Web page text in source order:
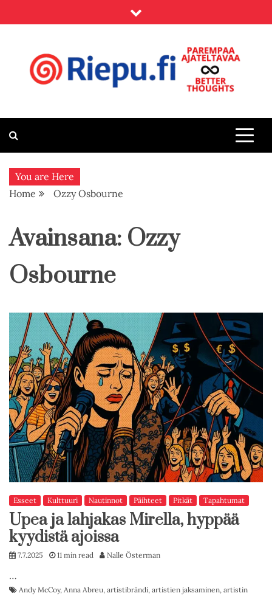
to
Riepu.fi
You are Here
Home
Ozzy Osbourne
Avainsana: Ozzy
Osbourne
Esseet Kulttuuri Nautinnot Päihteet Pitkät Tapahtumat
Upea ja lahjakas Mirella, hyppää
kyydistä ajoissa
7.7.2025 11 min read Nalle Österman
…
Andy McCoy, Anna Abreu, artistibrändi, artistien jaksaminen, artistin